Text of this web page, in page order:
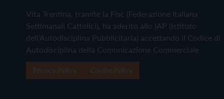
Vita Trentina, tramite la Fisc (Federazione Italiana
Settimanali Cattolici), ha aderito allo IAP (Istituto
dell'Autodisciplina Pubblicitaria) accettando il Codice di
Autodisciplina della Comunicazione Commerciale